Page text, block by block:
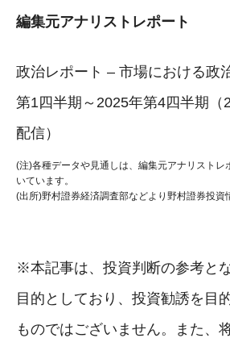
編集元アナリストレポート
政治レポート – 市場における政
第1四半期～2025年第4四半期（
配信）
(注)各種データや見通しは、編集元アナリストレ
いています。
(出所)野村證券経済調査部などより野村證券投資
※本記事は、投資判断の参考と
目的としており、投資勧誘を目
ものではございません。また、